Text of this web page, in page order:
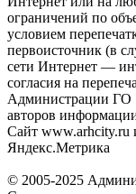
ограничений по
условием
первоисточник (в
сети Интернет —
согласия на
Администрации ГО
авторов
Сайт www.arhcity.ru
Яндекс.Метрика
© 2005-2025